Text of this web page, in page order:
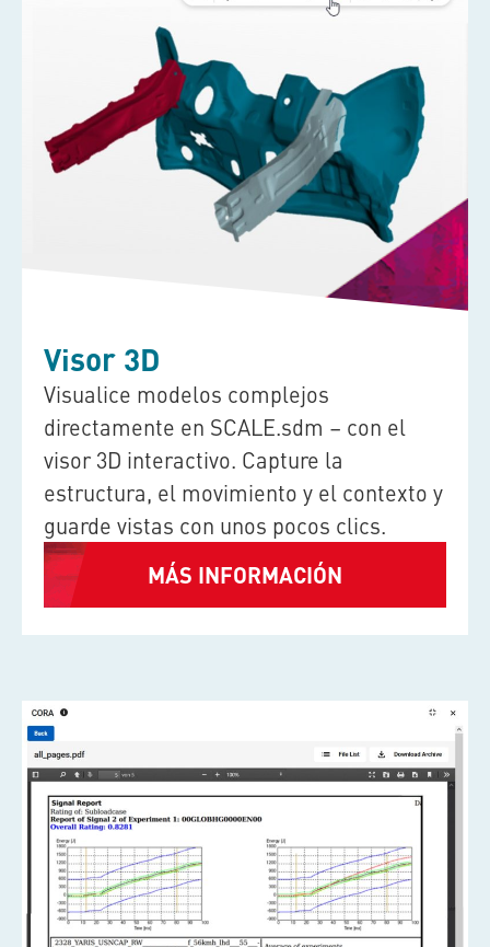
Visor 3D
Visualice modelos complejos
directamente en SCALE.sdm – con el
visor 3D interactivo. Capture la
estructura, el movimiento y el contexto y
guarde vistas con unos pocos clics.
MÁS INFORMACIÓN